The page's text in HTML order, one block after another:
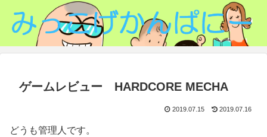
ゲームレビュー HARDCORE MECHA
2019.07.15 2019.07.16
どうも管理人です。